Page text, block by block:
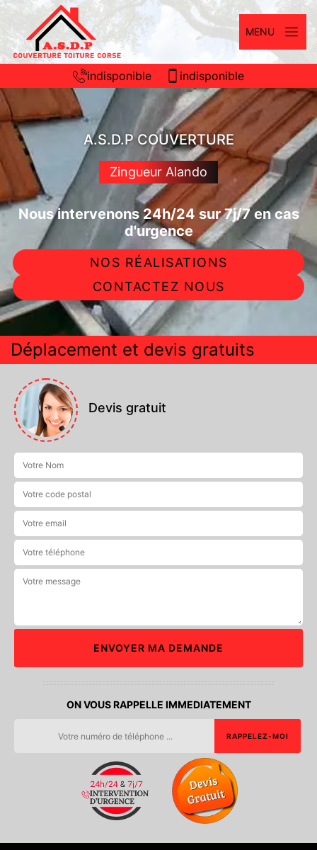
MENU
indisponible indisponible
A.S.D.P COUVERTURE
Zingueur Alando
Nous intervenons 24h/24 sur 7j/7 en cas
d'urgence
NOS RÉALISATIONS
CONTACTEZ NOUS
Déplacement et devis gratuits
Devis gratuit
ON VOUS RAPPELLE IMMEDIATEMENT